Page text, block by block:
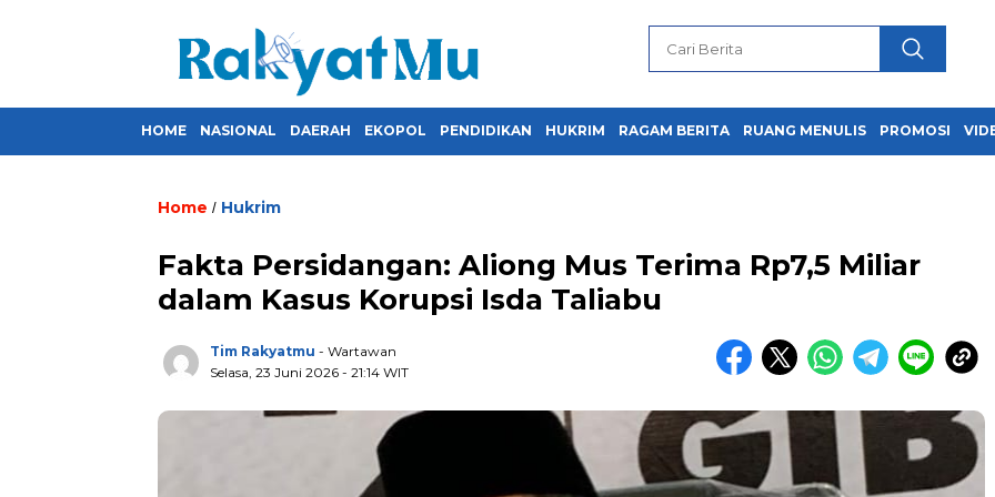
HOME NASIONAL DAERAH EKOPOL PENDIDIKAN HUKRIM RAGAM BERITA RUANG MENULIS PROMOSI
Home / Hukrim
Fakta Persidangan: Aliong Mus Terima Rp7,5 Miliar
dalam Kasus Korupsi Isda Taliabu
Tim Rakyatmu - Wartawan
Selasa, 23 Juni 2026 - 21:14 WIT